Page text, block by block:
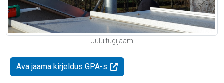
Uulu tugijaam
Ava jaama kirjeldus GPA-s